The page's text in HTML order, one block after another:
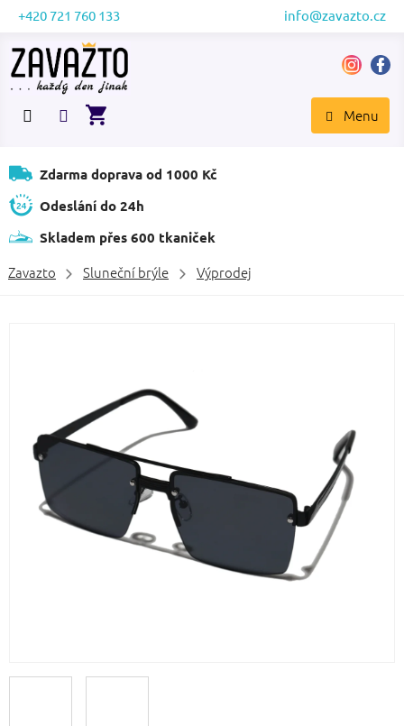
Přejít
obsah
+420 721 760 133 info@zavazto.cz
NÁKUPNÍ
Zdarma doprava od 1000 Kč
Odeslání do 24h
Skladem přes 600 tkaniček
Zavazto Sluneční brýle Výprodej